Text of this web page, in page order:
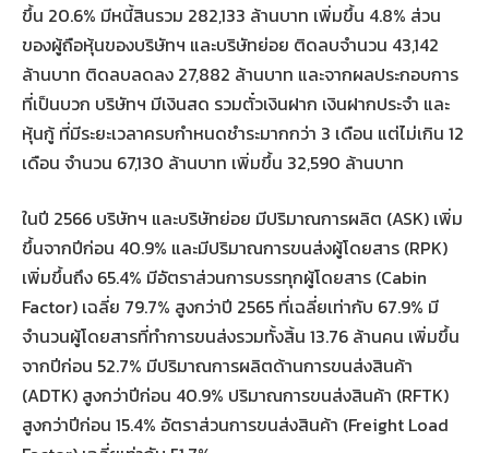
ขึ้น 20.6% มีหนี้สินรวม 282,133 ล้านบาท เพิ่มขึ้น 4.8% ส่วน
ของผู้ถือหุ้นของบริษัทฯ และบริษัทย่อย ติดลบจำนวน 43,142
ล้านบาท ติดลบลดลง 27,882 ล้านบาท และจากผลประกอบการ
ที่เป็นบวก บริษัทฯ มีเงินสด รวมตั๋วเงินฝาก เงินฝากประจำ และ
หุ้นกู้ ที่มีระยะเวลาครบกำหนดชำระมากกว่า 3 เดือน แต่ไม่เกิน 12
เดือน จำนวน 67,130 ล้านบาท เพิ่มขึ้น 32,590 ล้านบาท
ในปี 2566 บริษัทฯ และบริษัทย่อย มีปริมาณการผลิต (ASK) เพิ่ม
ขึ้นจากปีก่อน 40.9% และมีปริมาณการขนส่งผู้โดยสาร (RPK)
เพิ่มขึ้นถึง 65.4% มีอัตราส่วนการบรรทุกผู้โดยสาร (Cabin
Factor) เฉลี่ย 79.7% สูงกว่าปี 2565 ที่เฉลี่ยเท่ากับ 67.9% มี
จำนวนผู้โดยสารที่ทำการขนส่งรวมทั้งสิ้น 13.76 ล้านคน เพิ่มขึ้น
จากปีก่อน 52.7% มีปริมาณการผลิตด้านการขนส่งสินค้า
(ADTK) สูงกว่าปีก่อน 40.9% ปริมาณการขนส่งสินค้า (RFTK)
สูงกว่าปีก่อน 15.4% อัตราส่วนการขนส่งสินค้า (Freight Load